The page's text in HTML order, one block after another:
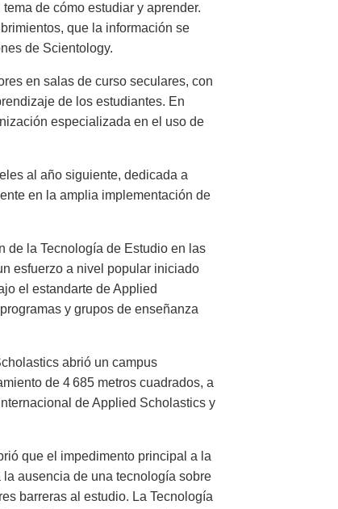
de cómo estudiar y aprender.
que la información se
de Scientology.
en salas de curso seculares, con
de los estudiantes. En
especializada en el uso de
al año siguiente, dedicada a
en la amplia implementación de
de la Tecnología de Estudio en las
esfuerzo a nivel popular iniciado
el estandarte de Applied
y grupos de enseñanza
abrió un campus
de 4 685 metros cuadrados, a
de Applied Scholastics y
que el impedimento principal a la
ausencia de una tecnología sobre
barreras al estudio. La Tecnología